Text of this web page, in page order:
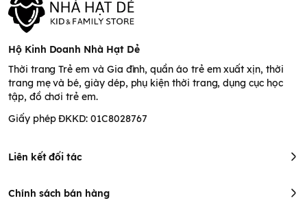
Hộ Kinh Doanh Nhà Hạt Dẻ
Thời trang Trẻ em và Gia đình, quần áo trẻ em xuất xịn, thời
trang mẹ và bé, giày dép, phụ kiện thời trang, dụng cục học
tập, đồ chơi trẻ em.
Giấy phép ĐKKD: 01C8028767
Liên kết đối tác
Chính sách bán hàng